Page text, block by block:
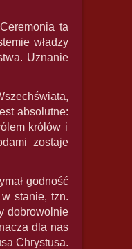
ta
władzy
Uznanie
absolutne:
królów i
zostaje
godność
stanie, tzn.
dobrowolnie
dla nas
Chrystusa.